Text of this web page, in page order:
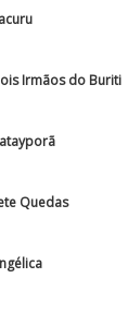
Irmãos do Buriti
Quedas